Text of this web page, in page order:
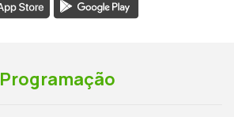
Programação